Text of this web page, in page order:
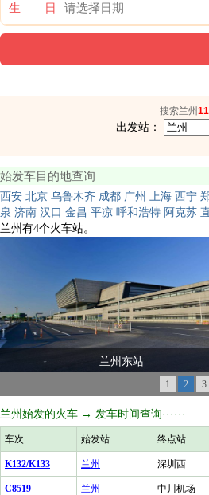
生 日
搜索兰州
出发站：
始发车目的地查询
西安 北京 乌鲁木齐 成都 广州 上海 西宁
泉 济南 汉口 金昌 平凉 呼和浩特 阿克苏
兰州有4个火车站。
兰州东站
1 2 3
兰州始发的火车 → 发车时间查询······
车次 始发站 终点站
K132/K133 兰州 深圳西
C8519 兰州 中川机场